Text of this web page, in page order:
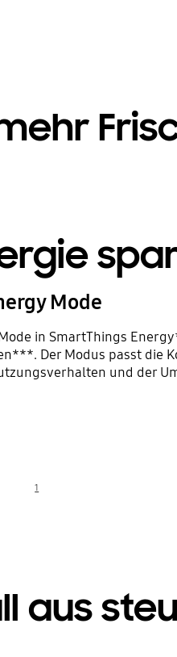
Mode
in SmartThings
Der Modus passt die
und der
1
aus